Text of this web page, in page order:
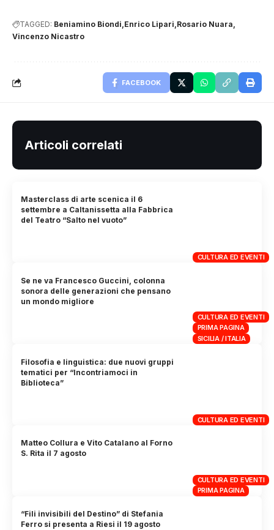
TAGGED: Beniamino Biondi Enrico Lipari Rosario Nuara
Vincenzo Nicastro
FACEBOOK
Articoli correlati
CULTURA ED EVENTI
Masterclass di arte scenica il 6
settembre a Caltanissetta alla Fabbrica
del Teatro “Salto nel vuoto”
CULTURA ED EVENTI
PRIMA PAGINA
SICILIA / ITALIA
Se ne va Francesco Guccini, colonna
sonora delle generazioni che pensano
un mondo migliore
CULTURA ED EVENTI
Filosofia e linguistica: due nuovi gruppi
tematici per “Incontriamoci in
Biblioteca”
CULTURA ED EVENTI
PRIMA PAGINA
Matteo Collura e Vito Catalano al Forno
S. Rita il 7 agosto
“Fili invisibili del Destino” di Stefania
Ferro si presenta a Riesi il 19 agosto